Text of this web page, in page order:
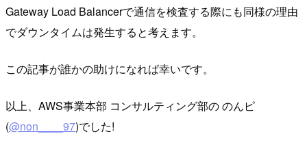
Gateway Load Balancerで通信を検査する際にも同様の理由
でダウンタイムは発生すると考えます。
この記事が誰かの助けになれば幸いです。
以上、AWS事業本部 コンサルティング部の のんピ
(@non____97)でした!